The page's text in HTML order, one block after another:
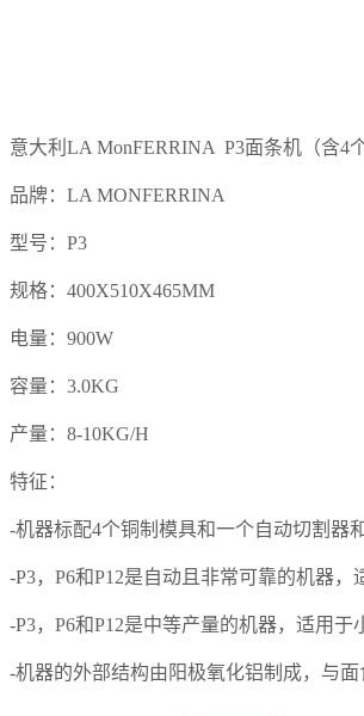
意大利LA MonFERRINA P3面条机（含4
品牌：LA MONFERRINA
型号：P3
规格：400X510X465MM
电量：900W
容量：3.0KG
产量：8-10KG/H
特征：
-机器标配4个铜制模具和一个自动切割器
-P3，P6和P12是自动且非常可靠的机器
-P3，P6和P12是中等产量的机器，适用
-机器的外部结构由阳极氧化铝制成，与